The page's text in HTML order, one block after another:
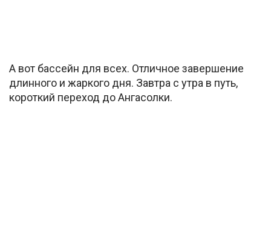
А вот бассейн для всех. Отличное завершение
длинного и жаркого дня. Завтра с утра в путь,
короткий переход до Ангасолки.